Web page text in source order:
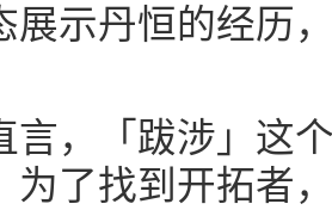
展示丹恒的经历
言，「跋涉」这
为了找到开拓者